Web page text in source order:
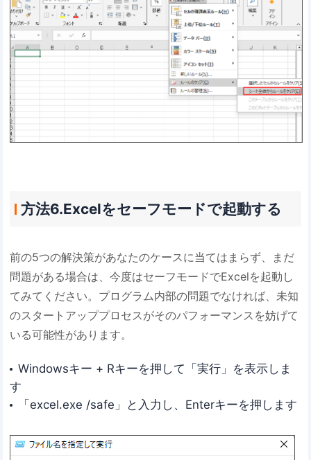
方法6.Excelをセーフモードで起動する
前の5つの解決策があなたのケースに当てはまらず、まだ
問題がある場合は、今度はセーフモードでExcelを起動し
てみてください。プログラム内部の問題でなければ、未知
のスタートアッププロセスがそのパフォーマンスを妨げて
いる可能性があります。
Windowsキー + Rキーを押して「実行」を表示しま
す
「excel.exe /safe」と入力し、Enterキーを押します